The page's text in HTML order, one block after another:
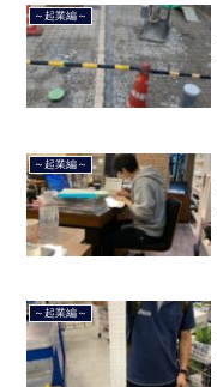
～起業編～
～起業編～
～起業編～